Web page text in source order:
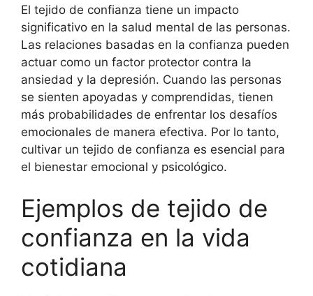
El tejido de confianza tiene un impacto
significativo en la salud mental de las personas.
Las relaciones basadas en la confianza pueden
actuar como un factor protector contra la
ansiedad y la depresión. Cuando las personas
se sienten apoyadas y comprendidas, tienen
más probabilidades de enfrentar los desafíos
emocionales de manera efectiva. Por lo tanto,
cultivar un tejido de confianza es esencial para
el bienestar emocional y psicológico.
Ejemplos de tejido de
confianza en la vida
cotidiana